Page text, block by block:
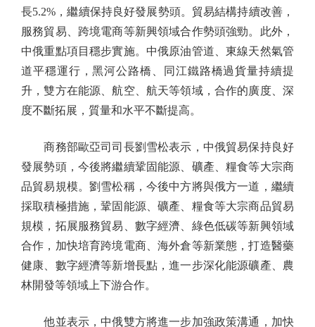
長5.2%，繼續保持良好發展勢頭。貿易結構持續改善，
服務貿易、跨境電商等新興領域合作勢頭強勁。此外，
中俄重點項目穩步實施。中俄原油管道、東線天然氣管
道平穩運行，黑河公路橋、同江鐵路橋過貨量持續提
升，雙方在能源、航空、航天等領域，合作的廣度、深
度不斷拓展，質量和水平不斷提高。
商務部歐亞司司長劉雪松表示，中俄貿易保持良好
發展勢頭，今後將繼續鞏固能源、礦產、糧食等大宗商
品貿易規模。劉雪松稱，今後中方將與俄方一道，繼續
採取積極措施，鞏固能源、礦產、糧食等大宗商品貿易
規模，拓展服務貿易、數字經濟、綠色低碳等新興領域
合作，加快培育跨境電商、海外倉等新業態，打造醫藥
健康、數字經濟等新增長點，進一步深化能源礦產、農
林開發等領域上下游合作。
他並表示，中俄雙方將進一步加強政策溝通，加快